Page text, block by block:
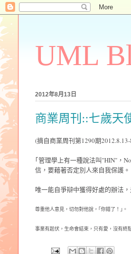
UML
2012年8月13日
商業周刊::七歲天
(摘自商業周刊第1290期
｢管理學上有一種說法叫"HIN"，
信，要藉著否定別人來自我保護。
唯一能自爭辯中獲得好處的辦法，
尊重他人意見，切勿對他說，｢你錯了！｣。
事業有起伏，生命會結束，只有愛，沒有終